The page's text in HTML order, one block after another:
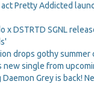
Pretty Addicted
x DSTRTD SGNL
drops gothy summer
new single from
Grey is back!